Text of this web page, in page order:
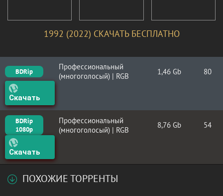
1992 (2022) СКАЧАТЬ БЕСПЛАТНО
BDRip
Профессиональный
(многоголосый) | RGB
1,46 Gb 80
Скачать
BDRip
1080p
Профессиональный
(многоголосый) | RGB
8,76 Gb 54
Скачать
ПОХОЖИЕ ТОРРЕНТЫ